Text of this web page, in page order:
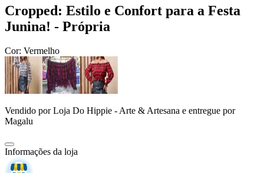
Cropped: Estilo e Confort para a Festa
Junina! - Própria
Cor: Vermelho
Vendido porLoja Do Hippie - Arte & Artesana e entregue por
Magalu
Informações da loja